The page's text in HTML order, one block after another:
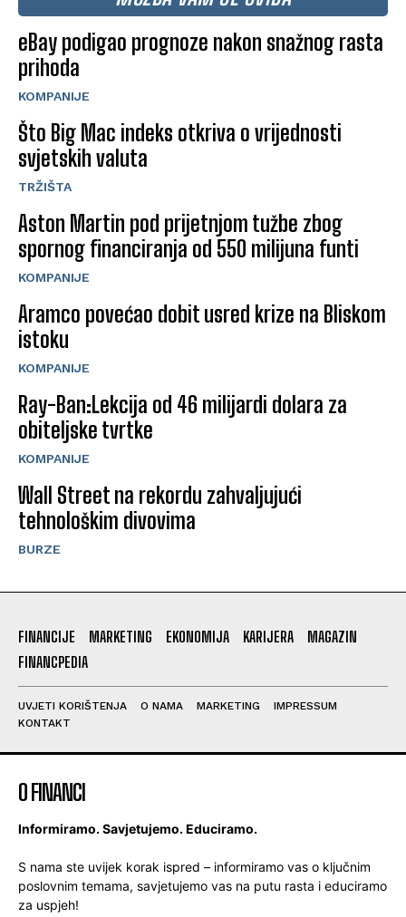
eBay podigao prognoze nakon snažnog rasta
prihoda
KOMPANIJE
Što Big Mac indeks otkriva o vrijednosti
svjetskih valuta
TRŽIŠTA
Aston Martin pod prijetnjom tužbe zbog
spornog financiranja od 550 milijuna funti
KOMPANIJE
Aramco povećao dobit usred krize na Bliskom
istoku
KOMPANIJE
Ray-Ban:Lekcija od 46 milijardi dolara za
obiteljske tvrtke
KOMPANIJE
Wall Street na rekordu zahvaljujući
tehnološkim divovima
BURZE
FINANCIJE MARKETING EKONOMIJA KARIJERA
MAGAZIN
FINANCPEDIA
UVJETI KORIŠTENJA O NAMA MARKETING
IMPRESSUM
KONTAKT
O FINANCI
Informiramo. Savjetujemo. Educiramo.
S nama ste uvijek korak ispred – informiramo vas o ključnim
poslovnim temama, savjetujemo vas na putu rasta i educiramo
za uspjeh!